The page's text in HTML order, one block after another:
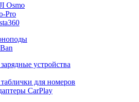
Osmo
Pro
устройства
для номеров
CarPlay